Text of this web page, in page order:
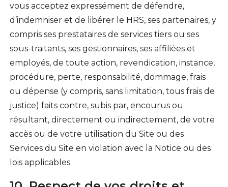
vous acceptez expressément de défendre,
d’indemniser et de libérer le HRS, ses partenaires, y
compris ses prestataires de services tiers ou ses
sous-traitants, ses gestionnaires, ses affiliées et
employés, de toute action, revendication, instance,
procédure, perte, responsabilité, dommage, frais
ou dépense (y compris, sans limitation, tous frais de
justice) faits contre, subis par, encourus ou
résultant, directement ou indirectement, de votre
accès ou de votre utilisation du Site ou des
Services du Site en violation avec la Notice ou des
lois applicables.